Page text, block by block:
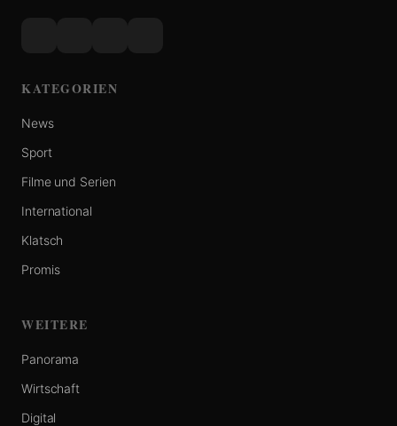
KATEGORIEN
News
Sport
Filme und Serien
International
Klatsch
Promis
WEITERE
Panorama
Wirtschaft
Digital